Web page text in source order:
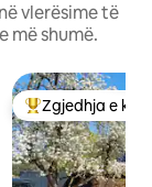
vlerësime të
më shumë.
Më të mirat e
Zgjedhja e